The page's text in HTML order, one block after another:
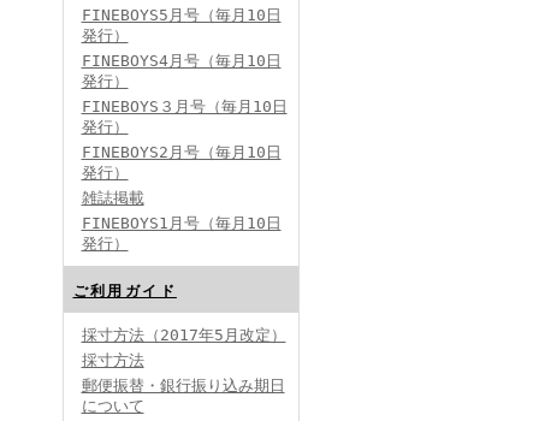
FINEBOYS5月号（毎月10日
発行）
FINEBOYS4月号（毎月10日
発行）
FINEBOYS３月号（毎月10日
発行）
FINEBOYS2月号（毎月10日
発行）
雑誌掲載
FINEBOYS1月号（毎月10日
発行）
ご利用ガイド
採寸方法（2017年5月改定）
採寸方法
郵便振替・銀行振り込み期日
について